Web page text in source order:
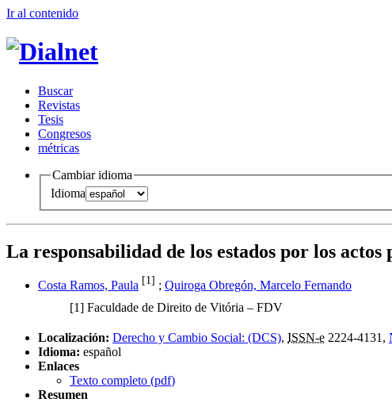
Ir al contenido
Buscar
Revistas
Tesis
Congresos
métricas
Cambiar idioma
Idioma
La responsabilidad de los estados por los
Costa Ramos, Paula [1] ; Quiroga Obregón, Marcelo Fernando
[1] Faculdade de Direito de Vitória – FDV
Localización: Derecho y Cambio Social: (DCS), ISSN-e 2224-4131,
Idioma: español
Enlaces
Texto completo (pdf)
Resumen